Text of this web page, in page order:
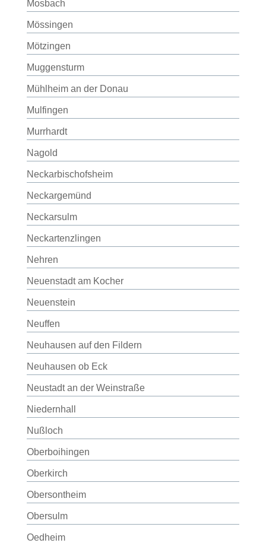
Mosbach
Mössingen
Mötzingen
Muggensturm
Mühlheim an der Donau
Mulfingen
Murrhardt
Nagold
Neckarbischofsheim
Neckargemünd
Neckarsulm
Neckartenzlingen
Nehren
Neuenstadt am Kocher
Neuenstein
Neuffen
Neuhausen auf den Fildern
Neuhausen ob Eck
Neustadt an der Weinstraße
Niedernhall
Nußloch
Oberboihingen
Oberkirch
Obersontheim
Obersulm
Oedheim